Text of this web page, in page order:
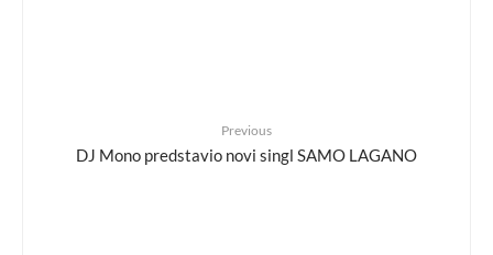
Previous
DJ Mono predstavio novi singl SAMO LAGANO